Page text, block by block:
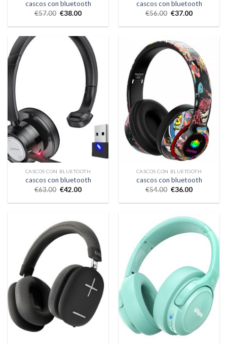
cascos con bluetooth
€57.00 €38.00
cascos con bluetooth
€56.00 €37.00
CASCOS CON BLUETOOTH
cascos con bluetooth
€63.00 €42.00
CASCOS CON BLUETOOTH
cascos con bluetooth
€54.00 €36.00